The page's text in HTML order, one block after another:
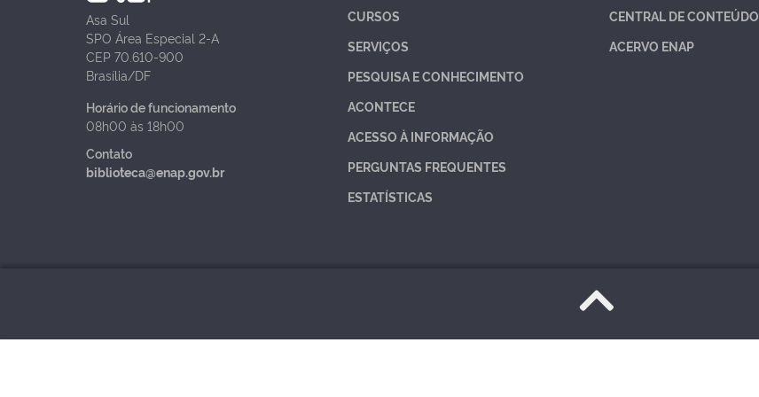
Asa Sul
SPO Área Especial 2-A
CEP 70.610-900
Brasília/DF
Horário de funcionamento
08h00 às 18h00
Contato
biblioteca@enap.gov.br
CURSOS
SERVIÇOS
PESQUISA E CONHECIMENTO
ACONTECE
ACESSO À INFORMAÇÃO
PERGUNTAS FREQUENTES
ESTATÍSTICAS
CENTRAL DE CONTEÚDO
ACERVO ENAP